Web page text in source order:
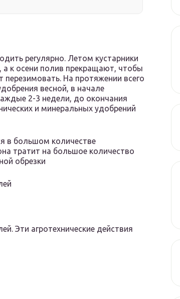
регулярно. Летом кустарники
к осени полив прекращают, чтобы
На протяжении всего
весной, в начале
2-3 недели, до окончания
и минеральных удобрений
в большом количестве
тратит на большое количество
обрезки
Эти агротехнические действия